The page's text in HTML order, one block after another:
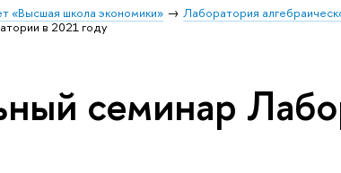
«Высшая школа экономики»
Лаборатория
в 2021 году
семинар